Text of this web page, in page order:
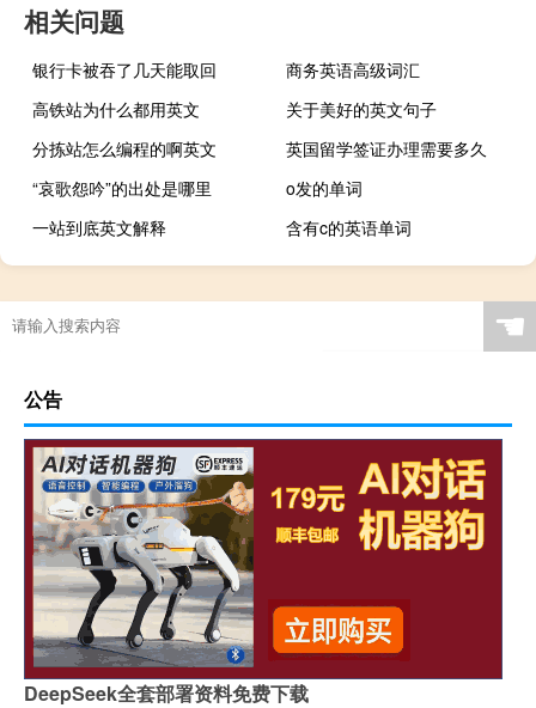
相关问题
银行卡被吞了几天能取回
商务英语高级词汇
高铁站为什么都用英文
关于美好的英文句子
分拣站怎么编程的啊英文
英国留学签证办理需要多久
“哀歌怨吟”的出处是哪里
o发的单词
一站到底英文解释
含有c的英语单词
☚
公告
DeepSeek全套部署资料免费下载